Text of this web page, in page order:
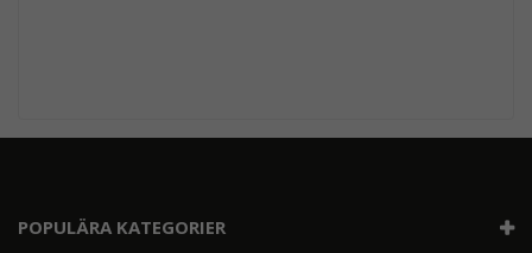
POPULÄRA KATEGORIER